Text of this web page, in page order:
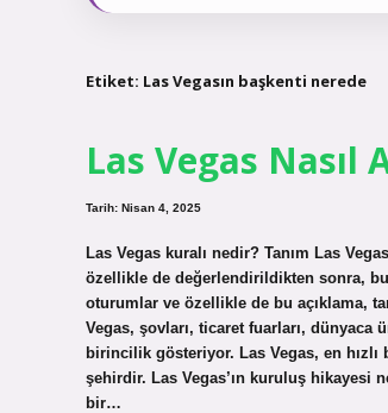
Etiket: Las Vegasın başkenti nerede
Las Vegas Nasıl
Tarih: Nisan 4, 2025
Las Vegas kuralı nedir? Tanım Las
özellikle de değerlendirildikten sonra,
oturumlar ve özellikle de bu açıklama,
Vegas, şovları, ticaret fuarları,
birincilik gösteriyor. Las Vegas, en
şehirdir. Las Vegas’ın kuruluş hikayesi
bir…